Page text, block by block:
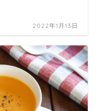
2022年1月13日